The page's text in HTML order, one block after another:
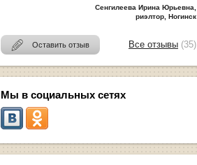
Сенгилеева Ирина Юрьевна,
риэлтор, Ногинск
Оставить отзыв Все отзывы (35)
Мы в социальных сетях